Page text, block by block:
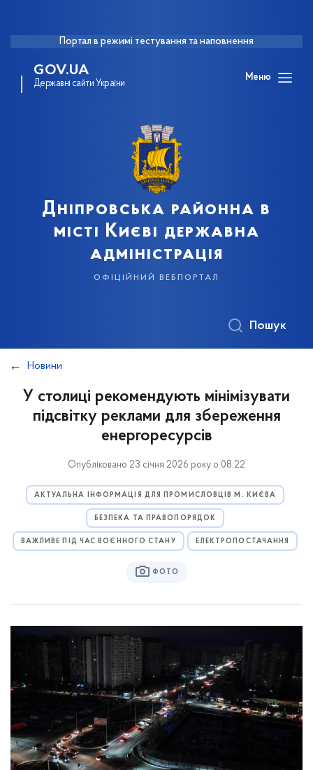
Портал в режимі тестування та наповнення
GOV.UA
Державні сайти України
Меню
Дніпровська районна в
місті Києві державна
адміністрація
офіційний вебпортал
Пошук
Новини
У столиці рекомендують мінімізувати
підсвітку реклами для збереження
енергоресурсів
Опубліковано 23 січня 2026 року о 08:22
АКТУАЛЬНА ІНФОРМАЦІЯ ДЛЯ ПРОМИСЛОВЦІВ М. КИЄВА
БЕЗПЕКА ТА ПРАВОПОРЯДОК
ВАЖЛИВЕ ПІД ЧАС ВОЄННОГО СТАНУ ЕЛЕКТРОПОСТАЧАННЯ
ФОТО